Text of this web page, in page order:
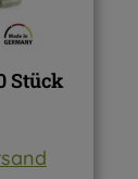
Stück